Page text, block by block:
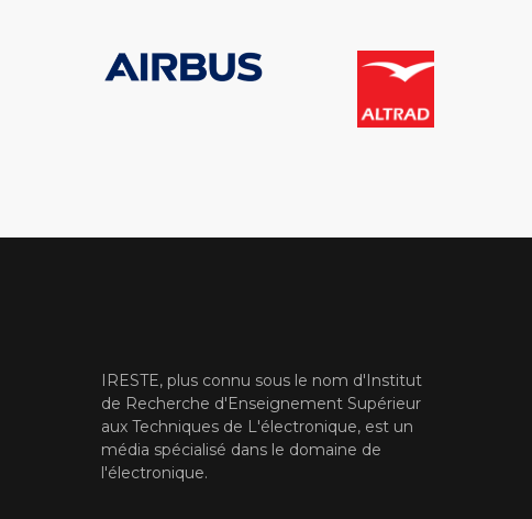
IRESTE, plus connu sous le nom d'Institut
de Recherche d'Enseignement Supérieur
aux Techniques de L'électronique, est un
média spécialisé dans le domaine de
l'électronique.